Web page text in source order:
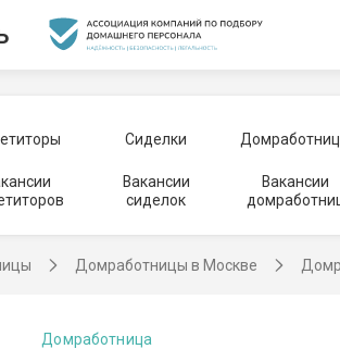
Сиделки
Вакансии
сиделок
Вакансии
Домработницы в Москве
Домработница